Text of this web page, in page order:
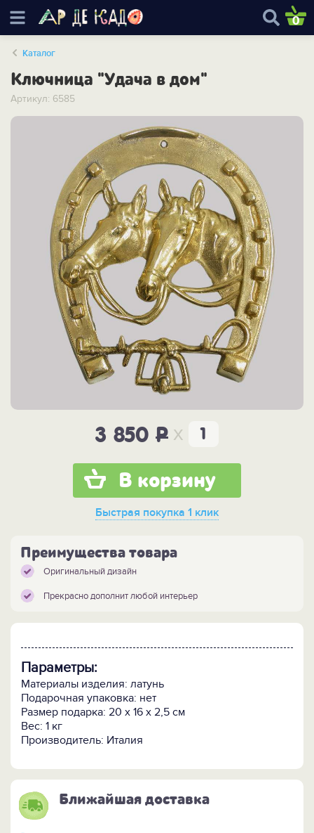
0
Каталог
Ключница "Удача в дом"
Артикул: 6585
3 850 P x
В корзину
Быстрая покупка 1 клик
Преимущества товара
Оригинальный дизайн
Прекрасно дополнит любой интерьер
Параметры:
Материалы изделия: латунь
Подарочная упаковка: нет
Размер подарка: 20 х 16 х 2,5 см
Вес: 1 кг
Производитель: Италия
Ближайшая доставка